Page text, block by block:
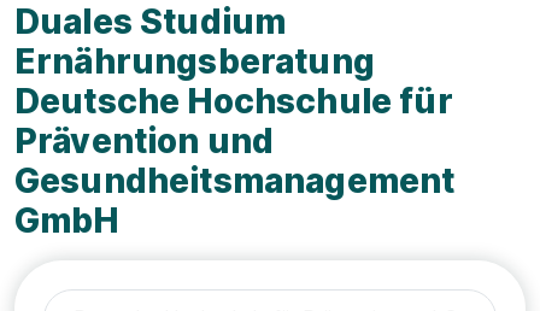
Duales Studium
Ernährungsberatung
Deutsche Hochschule für
Prävention und
Gesundheitsmanagement
GmbH